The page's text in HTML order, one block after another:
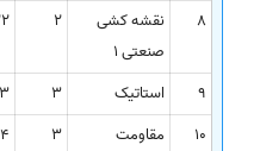
8
نقشه کشی
صنعتی 1
2
9 استاتیک 3
10
مقاومت
3